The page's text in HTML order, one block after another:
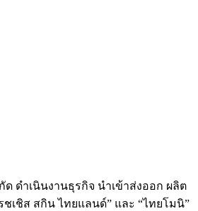
ดำเนินงานธุรกิจ นำเข้าส่งออก ผลิต
เชิส สกิน ไทยแลนด์” และ “ไทยโมนิ”